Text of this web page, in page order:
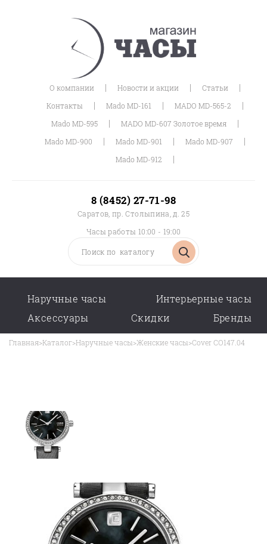
О компании | Новости и акции | Статьи |
Контакты | Mado MD-161 | MADO MD-565-2 |
Mado MD-595 | MADO MD-607 Золотое время |
Mado MD-900 | Mado MD-901 | Mado MD-907 |
Mado MD-912 |
8 (8452) 27-71-98
Саратов, пр. Столыпина, д. 25
Часы работы 10:00 - 19:00
Наручные часы
Интерьерные часы
Аксессуары
Скидки Бренды
Главная>Каталог>Наручные часы>Женские часы>Cover CO147.04